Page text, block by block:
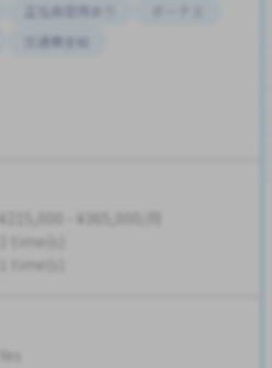
正社員登用あり
交通費支給
¥215,000 - ¥365,000/月
2 time(s)
1 time(s)
Yes